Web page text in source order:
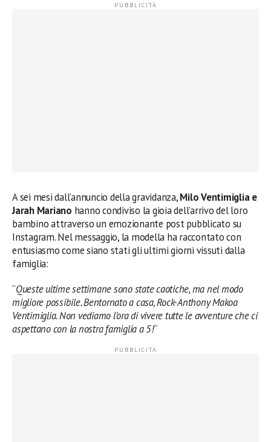
A sei mesi dall’annuncio della gravidanza,Milo Ventimiglia e
Jarah Mariano hanno condiviso la gioia dell’arrivo del loro
bambino attraverso un emozionante post pubblicato su
Instagram. Nel messaggio, la modella ha raccontato con
entusiasmo come siano stati gli ultimi giorni vissuti dalla
famiglia:
“Queste ultime settimane sono state caotiche, ma nel modo
migliore possibile. Bentornato a casa, Rock-Anthony Makoa
Ventimiglia. Non vediamo l’ora di vivere tutte le avventure che ci
aspettano con la nostra famiglia a 5!“